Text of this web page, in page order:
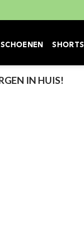
SCHOENEN SHORTS
IN HUIS!